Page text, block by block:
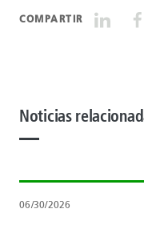
COMPARTIR
Noticias
06/30/2026